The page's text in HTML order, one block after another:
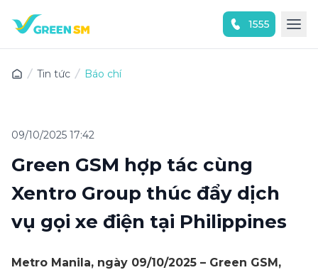
1555
Tin tức Báo chí
09/10/2025 17:42
Green GSM hợp tác cùng
Xentro Group thúc đẩy dịch
vụ gọi xe điện tại Philippines
Metro Manila, ngày 09/10/2025 – Green GSM,